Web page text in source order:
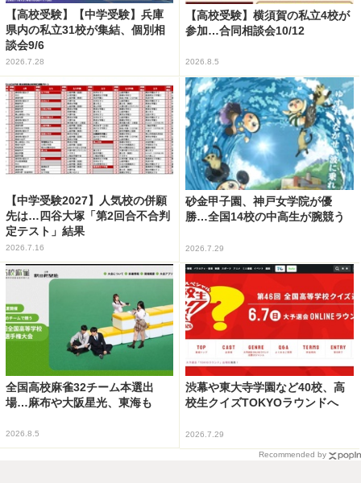
【高校受験】【中学受験】兵庫
県内の私立31校が集結、個別相
談会9/6
2026.7.28
【高校受験】横須賀の私立4校が
参加…合同相談会10/12
2026.8.5
【中学受験2027】人気校の併願
先は…四谷大塚「第2回合不合判
定テスト」結果
2026.7.16
砂金甲子園、神戸女学院が優
勝…全国14校の中高生が腕競う
2026.7.29
全国高校麻雀32チーム本選出
場…麻布や大阪星光、東海も
2026.8.5
渋幕や東大寺学園など40校、高
校生クイズTOKYOラウンドへ
2026.7.29
Recommended by